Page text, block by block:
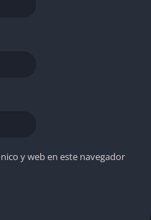
y web en este navegador